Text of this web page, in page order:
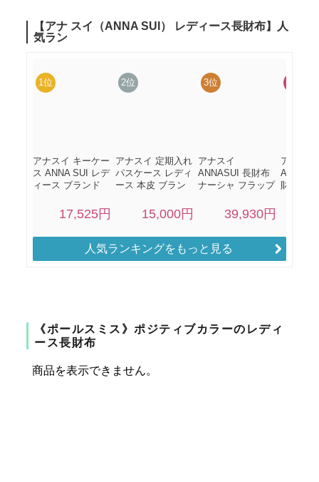
人気ランキングをもっと見る
《ポールスミス》ポジティブカラーのレディ
ース長財布